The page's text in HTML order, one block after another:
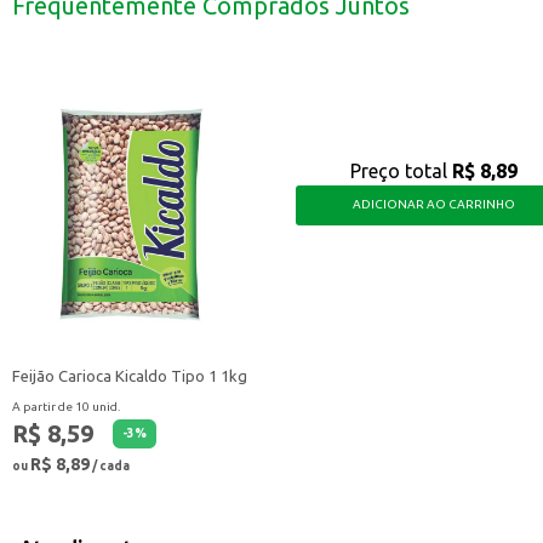
O Sabão em Pedaço Razzo Neutro é uma escolha prática e econômica
Frequentemente Comprados Juntos
Feijão Carioca Kicaldo Tipo 1 1kg
A partir de 10 unid.
R$ 8,59 -3%
ou R$ 8,89/ cada
Preço total R$ 8,89
ADICIONAR AO CARRINHO